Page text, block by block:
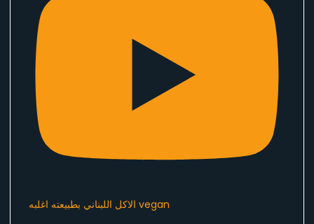
الاكل اللبناني بطبيعته اغلبه vegan